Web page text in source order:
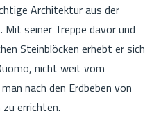
Architektur aus der
seiner Treppe davor und
Steinblöcken erhebt er sich
nicht weit vom
nach den Erdbeben von
errichten.